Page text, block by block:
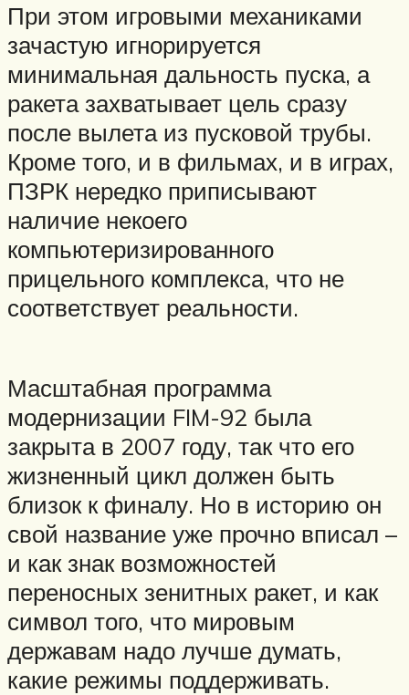
При этом игровыми механиками
зачастую игнорируется
минимальная дальность пуска, а
ракета захватывает цель сразу
после вылета из пусковой трубы.
Кроме того, и в фильмах, и в играх,
ПЗРК нередко приписывают
наличие некоего
компьютеризированного
прицельного комплекса, что не
соответствует реальности.
Масштабная программа
модернизации FIM-92 была
закрыта в 2007 году, так что его
жизненный цикл должен быть
близок к финалу. Но в историю он
свой название уже прочно вписал –
и как знак возможностей
переносных зенитных ракет, и как
символ того, что мировым
державам надо лучше думать,
какие режимы поддерживать.